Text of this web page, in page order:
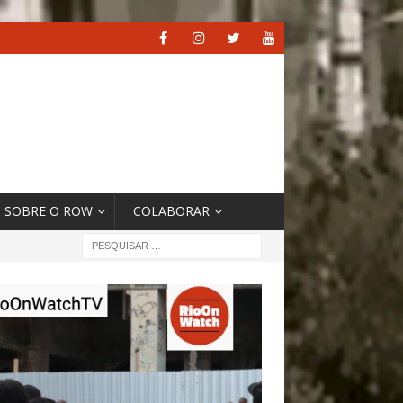
SOBRE O ROW COLABORAR